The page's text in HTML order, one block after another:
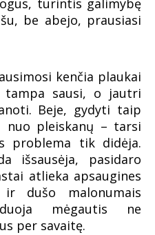
turintis galimybę
be abejo, prausiasi
kenčia plaukai
tampa sausi, o jautri
Beje, gydyti taip
nuo pleiskanų – tarsi
problema tik didėja.
išsausėja, pasidaro
atlieka apsaugines
dušo malonumais
mėgautis ne
per savaitę.